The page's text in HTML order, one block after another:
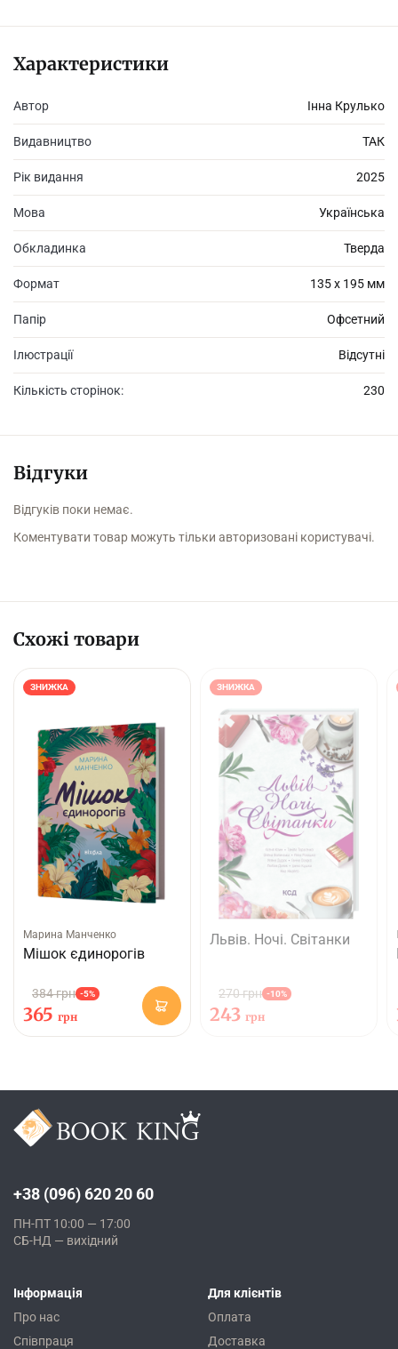
почуття любові, яке розквітає ізсередини, ніби розкішна
ароматна квітка.
Характеристики
Автор Інна Крулько
Видавництво ТАК
Рік видання 2025
Мова Українська
Обкладинка Тверда
Формат 135 х 195 мм
Папір Офсетний
Ілюстрації Відсутні
Кількість сторінок: 230
Відгуки
Відгуків поки немає.
Коментувати товар можуть тільки авторизовані користувачі.
Схожі товари
ЗНИЖКА
Марина Манченко
Мішок єдинорогів
384 грн -5%
365 грн
ЗНИЖКА
Львів. Ночі. Світанки
270 грн -10%
243 грн
+38 (096) 620 20 60
ПН-ПТ 10:00 — 17:00
СБ-НД — вихідний
Інформація
Про нас
Співпраця
Для клієнтів
Оплата
Доставка